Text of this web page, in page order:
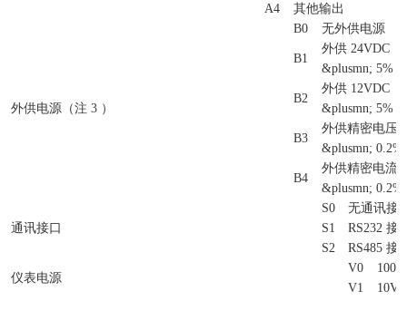
A4
其他输出
外供电源（注 3 ）
B0 无外供电源
B1
外供 24VDC
&plusmn; 5%
B2
外供 12VDC
&plusmn; 5%
B3
外供精密电压
&plusmn;
B4
外供精密电流
&plusmn;
通讯接口
S0
无通讯接
S1
RS232 接
S2
RS485 接
仪表电源
V0
V1
10V